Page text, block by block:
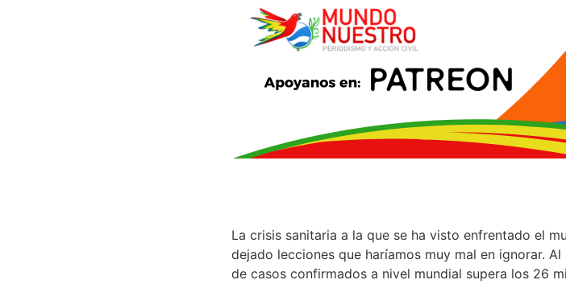
La crisis sanitaria a la que se ha visto enfrentado el
dejado lecciones que haríamos muy mal en ignorar.
de casos confirmados a nivel mundial supera los 26